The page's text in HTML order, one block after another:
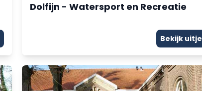
Dolfijn - Watersport en Recreatie
Bekijk uitje